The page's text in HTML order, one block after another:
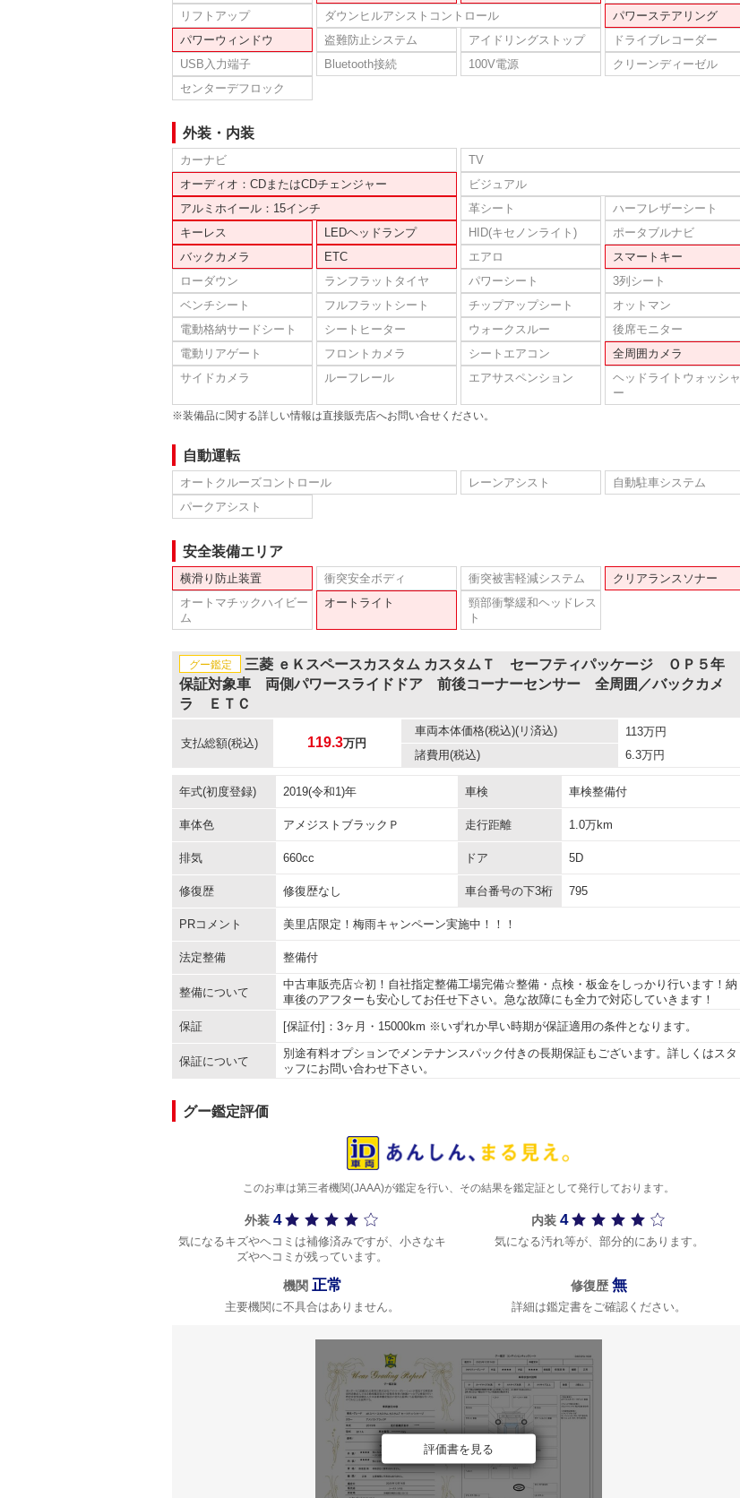
リフトアップ
ダウンヒルアシストコントロール
パワーステアリング
パワーウィンドウ
盗難防止システム アイドリングストップ
ドライブレコーダー
USB入力端子
Bluetooth接続 100V電源
クリーンディーゼル
センターデフロック
外装・内装
カーナビ
TV
オーディオ：CDまたはCDチェンジャー
ビジュアル
アルミホイール：15インチ
革シート
ハーフレザーシート
キーレス
LEDヘッドランプ HID(キセノンライト)
ポータブルナビ
バックカメラ
ETC エアロ
スマートキー
ローダウン
ランフラットタイヤ パワーシート
3列シート
ベンチシート
フルフラットシート チップアップシート
オットマン
電動格納サードシート
シートヒーター ウォークスルー
後席モニター
電動リアゲート
フロントカメラ シートエアコン
全周囲カメラ
サイドカメラ
ルーフレール エアサスペンション
ヘッドライトウォッシャ
ー
※装備品に関する詳しい情報は直接販売店へお問い合せください。
自動運転
オートクルーズコントロール レーンアシスト
自動駐車システム
パークアシスト
安全装備エリア
横滑り防止装置 衝突安全ボディ 衝突被害軽減システム
クリアランスソナー
オートマチックハイビー
ム
オートライト
頸部衝撃緩和ヘッドレス
ト
グー鑑定
三菱 ｅＫスペースカスタム カスタムＴ セーフティパッケージ ＯＰ５年
保証対象車 両側パワースライドドア 前後コーナーセンサー 全周囲／バックカメ
ラ ＥＴＣ
支払総額(税込) 119.3万円
車両本体価格(税込)(リ済込) 113万円
諸費用(税込) 6.3万円
年式(初度登録) 2019(令和1)年 車検 車検整備付
車体色 アメジストブラックＰ 走行距離 1.0万km
排気 660cc ドア 5D
修復歴 修復歴なし 車台番号の下3桁 795
PRコメント 美里店限定！梅雨キャンペーン実施中！！！
法定整備 整備付
整備について
中古車販売店☆初！自社指定整備工場完備☆整備・点検・板金をしっかり行います！納
車後のアフターも安心してお任せ下さい。急な故障にも全力で対応していきます！
保証
[保証付]：3ヶ月・15000km ※いずれか早い時期が保証適用の条件となります。
保証について
別途有料オプションでメンテナンスパック付きの長期保証もございます。詳しくはスタ
ッフにお問い合わせ下さい。
グー鑑定評価
このお車は第三者機関(JAAA)が鑑定を行い、その結果を鑑定証として発行しております。
外装 4
気になるキズやヘコミは補修済みですが、小さなキ
ズやヘコミが残っています。
内装 4
気になる汚れ等が、部分的にあります。
機関 正常
主要機関に不具合はありません。
修復歴 無
詳細は鑑定書をご確認ください。
評価書を見る